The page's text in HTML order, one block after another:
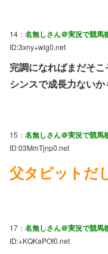
14： 名無しさん＠実況で競馬
ID:3xny+wlg0.net
完調になればまだそ
シンスで成長力ない
15： 名無しさん＠実況で競馬
ID:03MmTjnp0.net
父タピットだ
17： 名無しさん＠実況で競馬
ID:+KQKaPOf0.net